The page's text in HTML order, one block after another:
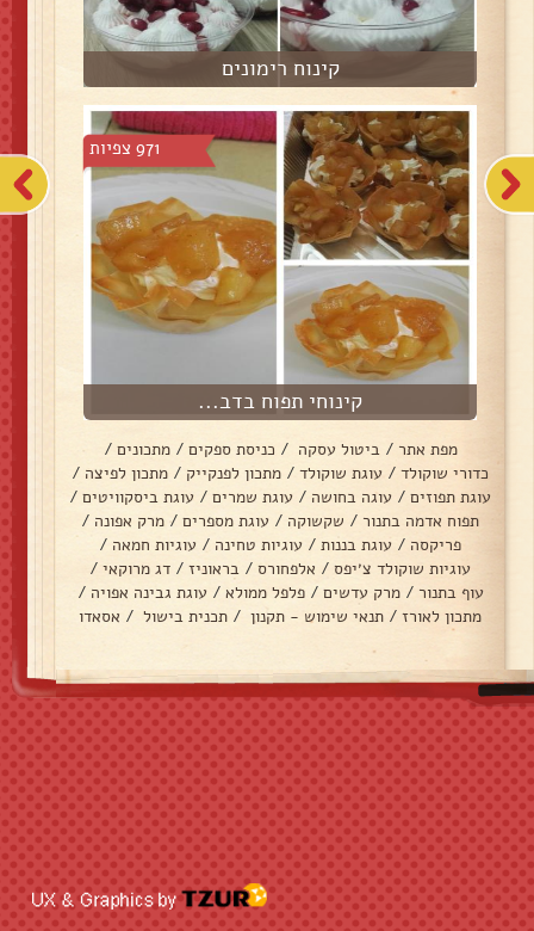
קינוח רימונים
971 צפיות
קינוחי תפוח בדב...
מפת אתר / ביטול עסקה / כניסת ספקים / מתכונים /
כדורי שוקולד / עוגת שוקולד / מתכון לפנקייק / מתכון לפיצה /
עוגת תפוזים / עוגה בחושה / עוגת שמרים / עוגת ביסקוויטים /
תפוח אדמה בתנור / שקשוקה / עוגת מספרים / מרק אפונה /
פריקסה / עוגת בננות / עוגיות טחינה / עוגיות חמאה /
עוגיות שוקולד צ׳יפס / אלפחורס / בראוניז / דג מרוקאי /
עוף בתנור / מרק עדשים / פלפל ממולא / עוגת גבינה אפויה /
מתכון לאורז / תנאי שימוש - תקנון / תכנית בישול / אסאדו